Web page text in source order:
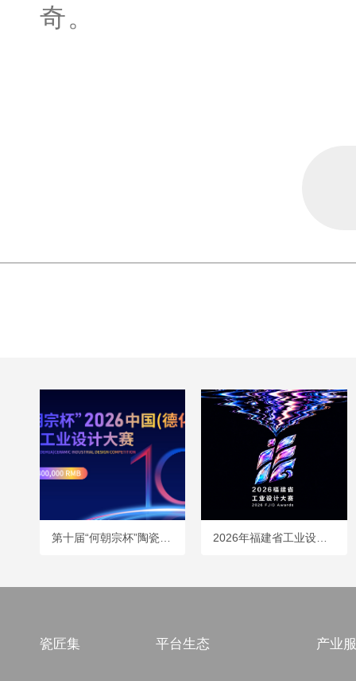
奇。
瓷匠集 平台生态 产业